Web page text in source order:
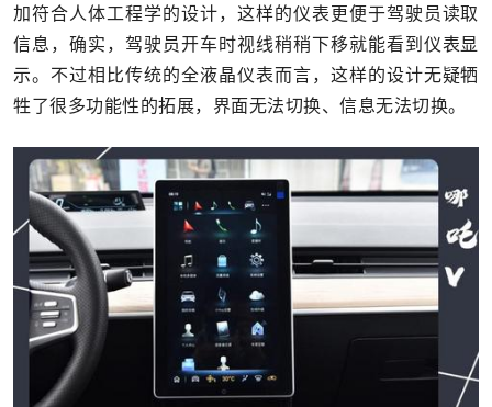
加符合人体工程学的设计，这样的仪表更便于驾驶员读取
信息，确实，驾驶员开车时视线稍稍下移就能看到仪表显
示。不过相比传统的全液晶仪表而言，这样的设计无疑牺
牲了很多功能性的拓展，界面无法切换、信息无法切换。